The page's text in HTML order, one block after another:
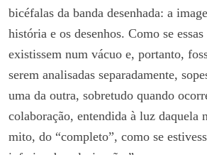
bicéfalas da banda desenhada: a
história e os desenhos. Como se
existissem num vácuo e, portanto,
serem analisadas separadamente,
uma da outra, sobretudo quando
colaboração, entendida à luz daquela
mito, do “completo”, como se